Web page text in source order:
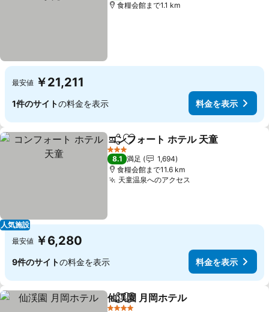
食糧会館まで1.1 km
最安値 ￥21,211
1件のサイトの料金を表示 料金を表示
人気施設
シェアお気に入りに追加
コンフォート ホテル 天童
3 ホテルのランク
8.1 満足
1,694
食糧会館まで11.6 km
天童温泉へのアクセス
最安値 ￥6,280
9件のサイトの料金を表示 料金を表示
シェアお気に入りに追加
仙渓園 月岡ホテル